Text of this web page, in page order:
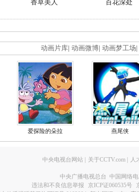
香草美人 百花深处
动画片库 动画微博 动画梦工场
爱探险的朵拉 燕尾侠
中央电视台网站 关于CCTV.com 人
中央广播电视总台 中国网络
违法和不良信息举报
京ICP证060535号